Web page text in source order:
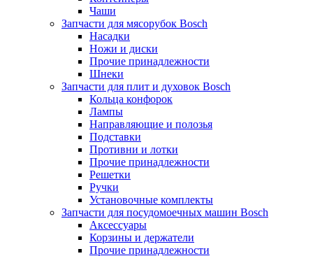
Чаши
Запчасти для мясорубок Bosch
Насадки
Ножи и диски
Прочие принадлежности
Шнеки
Запчасти для плит и духовок Bosch
Кольца конфорок
Лампы
Направляющие и полозья
Подставки
Противни и лотки
Прочие принадлежности
Решетки
Ручки
Установочные комплекты
Запчасти для посудомоечных машин Bosch
Аксессуары
Корзины и держатели
Прочие принадлежности